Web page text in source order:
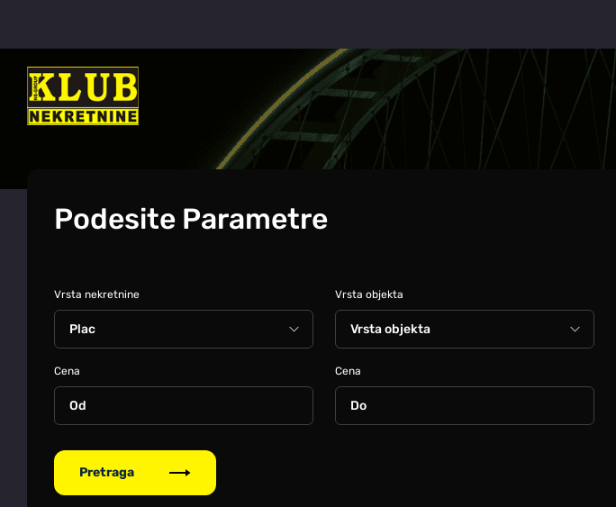
Podesite Parametre
Vrsta nekretnine Vrsta objekta
Cena Cena
Pretraga